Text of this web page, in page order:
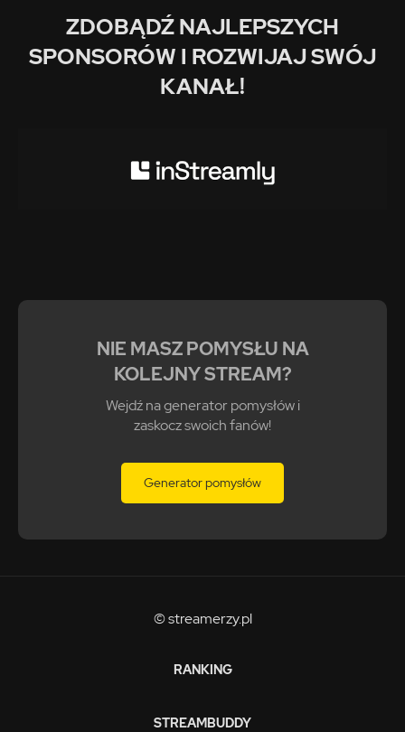
ZDOBĄDŹ NAJLEPSZYCH
SPONSORÓW I ROZWIJAJ SWÓJ
KANAŁ!
NIE MASZ POMYSŁU NA
KOLEJNY STREAM?
Wejdź na generator pomysłów i
zaskocz swoich fanów!
Generator pomysłów
© streamerzy.pl
RANKING
STREAMBUDDY